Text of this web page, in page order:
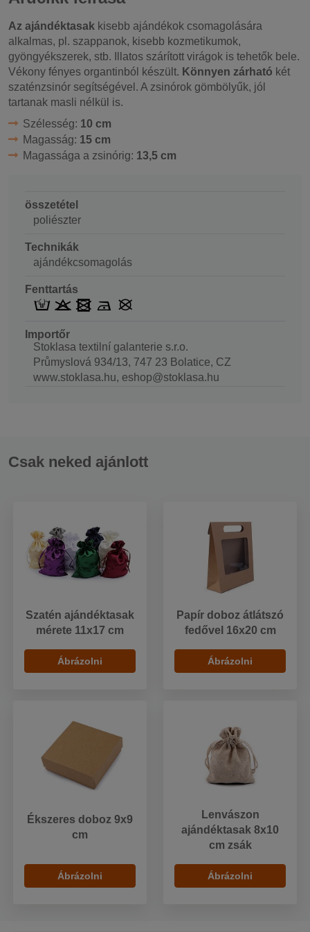
Az ajándéktasak kisebb ajándékok csomagolására
alkalmas, pl. szappanok, kisebb kozmetikumok,
gyöngyékszerek, stb. Illatos szárított virágok is tehetők bele.
Vékony fényes organtinból készült. Könnyen zárható két
szaténzsinór segítségével. A zsinórok gömbölyűk, jól
tartanak masli nélkül is.
Szélesség: 10 cm
Magasság: 15 cm
Magassága a zsinórig: 13,5 cm
összetétel
poliészter
Technikák
ajándékcsomagolás
Fenttartás
Importőr
Stoklasa textilní galanterie s.r.o.
Průmyslová 934/13, 747 23 Bolatice, CZ
www.stoklasa.hu, eshop@stoklasa.hu
Csak neked ajánlott
Szatén ajándéktasak
mérete 11x17 cm
Ábrázolni
Papír doboz átlátszó
fedővel 16x20 cm
Ábrázolni
Ékszeres doboz 9x9
cm
Ábrázolni
Lenvászon
ajándéktasak 8x10
cm zsák
Ábrázolni